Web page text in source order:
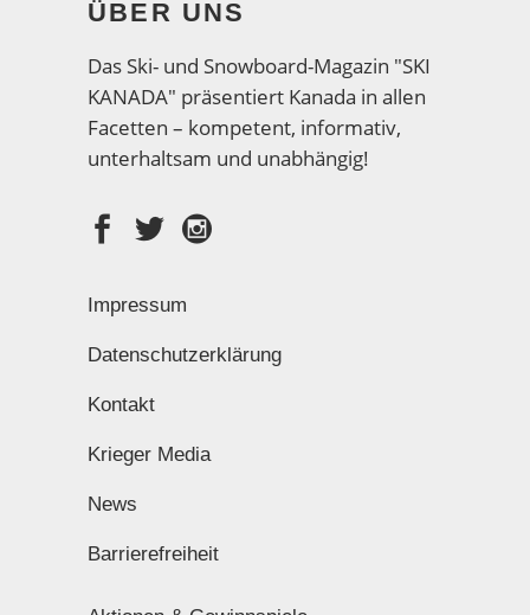
ÜBER UNS
Das Ski- und Snowboard-Magazin "SKI
KANADA" präsentiert Kanada in allen
Facetten – kompetent, informativ,
unterhaltsam und unabhängig!
Impressum
Datenschutzerklärung
Kontakt
Krieger Media
News
Barrierefreiheit